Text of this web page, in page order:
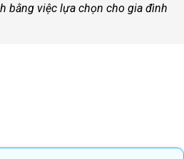
bằng việc lựa chọn cho gia đình